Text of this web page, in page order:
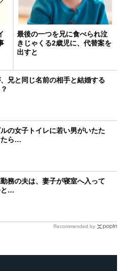
最後の一つを兄に食べられ泣
きじゃくる2歳児に、代替案を
出すと
、兄と同じ名前の相手と結婚する
ルの女子トイレに若い男がいたた
たら…
勤務の夫は、妻子が寝室へ入って
と…
Recommended by